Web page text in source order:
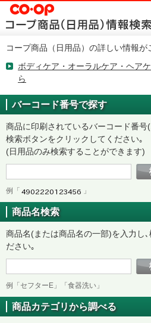
コープ商品（日用品）の詳しい情報が
ボディケア・オーラルケア・ヘア
ら
バーコード番号で探す
商品に印刷されているバーコード番号
検索ボタンをクリックしてください｡
(日用品のみ検索することができます)
例「 」
商品名検索
商品名(または商品名の一部)を入力し
ださい｡
例「セフターE」「食器洗い」
商品カテゴリから調べる